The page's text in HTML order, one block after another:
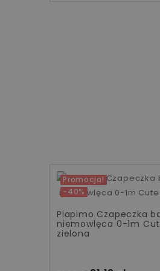
Promocja!
-40%
Piapimo Czapeczka
niemowlęca 0-1m
zielona